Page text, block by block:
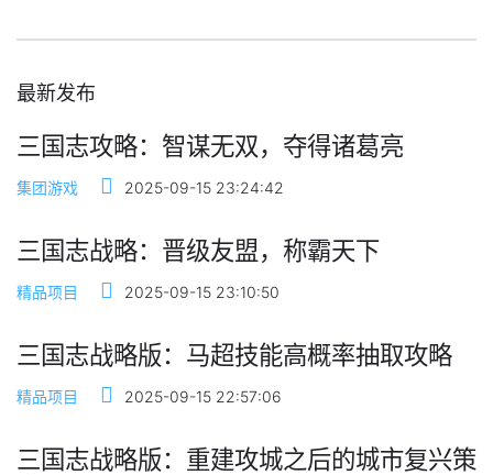
最新发布
三国志攻略：智谋无双，夺得诸葛亮
集团游戏 2025-09-15 23:24:42
三国志战略：晋级友盟，称霸天下
精品项目 2025-09-15 23:10:50
三国志战略版：马超技能高概率抽取攻略
精品项目 2025-09-15 22:57:06
三国志战略版：重建攻城之后的城市复兴策